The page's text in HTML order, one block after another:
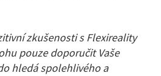
zkušenosti s Flexireality
pouze doporučit Vaše
hledá spolehlivého a